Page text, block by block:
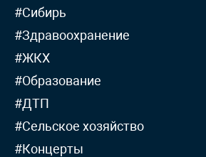
#Сибирь
#Здравоохранение
#ЖКХ
#Образование
#ДТП
#Сельское хозяйство
#Концерты